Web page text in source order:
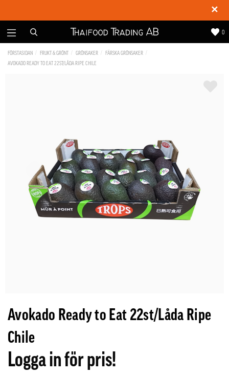
✕
0
FÖRSTASIDAN FRUKT & GRÖNT GRÖNSAKER
FÄRSKA GRÖNSAKER
AVOKADO READY TO EAT 22ST/LÅDA RIPE CHILE
Avokado Ready to Eat 22st/Låda Ripe
Chile
Logga in för pris!